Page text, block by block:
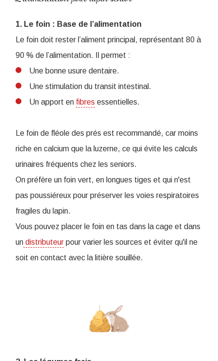
1. Le foin : Base de l’alimentation
Le foin doit rester l’aliment principal, représentant 80 à
90 % de l’alimentation. Il permet :
Une bonne usure dentaire.
Une stimulation du transit intestinal.
Un apport en fibres essentielles.
Le foin de fléole des prés est recommandé, car moins
riche en calcium que la luzerne, ce qui évite les calculs
urinaires fréquents chez les seniors.
On préfère un foin vert, en longues tiges et qui n'est
pas poussiéreux pour préserver les voies respiratoires
fragiles du lapin.
Vous pouvez placer le foin en tas dans la cage et dans
un distributeur pour varier les sources et éviter qu'il ne
soit en contact avec la litière souillée.